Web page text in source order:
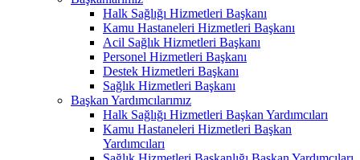
Halk Sağlığı Hizmetleri Başkanı
Kamu Hastaneleri Hizmetleri Başkanı
Acil Sağlık Hizmetleri Başkanı
Personel Hizmetleri Başkanı
Destek Hizmetleri Başkanı
Sağlık Hizmetleri Başkanı
Başkan Yardımcılarımız
Halk Sağlığı Hizmetleri Başkan Yardımcıları
Kamu Hastaneleri Hizmetleri Başkan
Yardımcıları